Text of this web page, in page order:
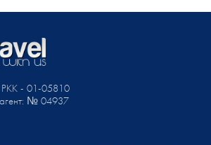
- 01-05810
агент: № 04937